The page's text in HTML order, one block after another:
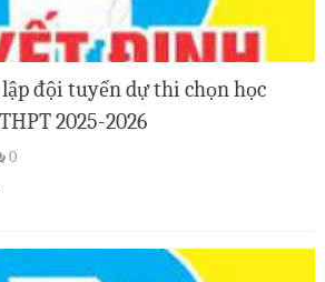
đội tuyển dự thi chọn học
2025-2026
0